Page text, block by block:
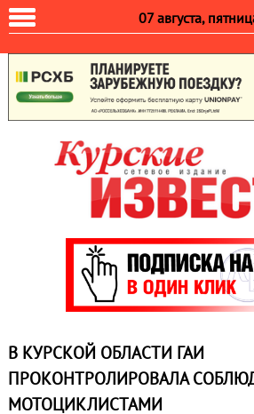
07 августа,
В КУРСКОЙ ОБЛАСТИ ГАИ
ПРОКОНТРОЛИРОВАЛА
МОТОЦИКЛИСТАМИ